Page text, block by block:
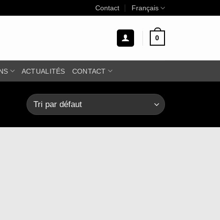
Contact Français
0
ACTUALITÉS CONTACT